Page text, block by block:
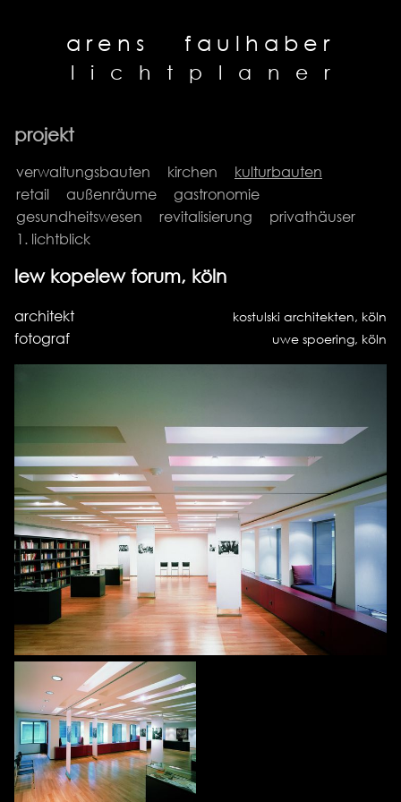
arens faulhaber
l i c h t p l a n e r
projekt
verwaltungsbauten kirchen
kulturbauten
retail
außenräume
gastronomie
gesundheitswesen
revitalisierung
privathäuser
1. lichtblick
lew kopelew forum, köln
architekt kostulski architekten, köln
fotograf uwe spoering, köln